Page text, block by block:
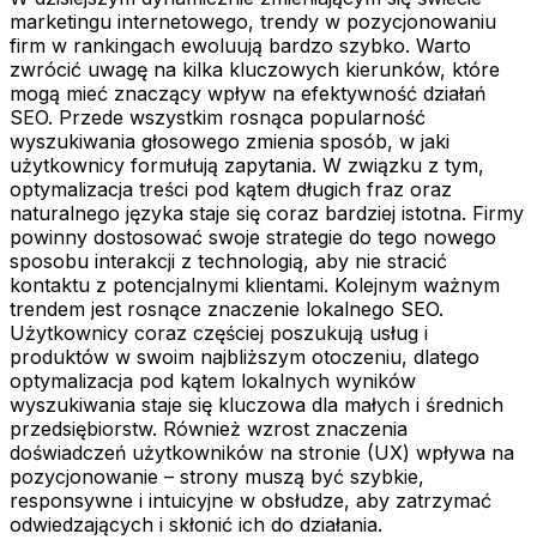
marketingu internetowego, trendy w pozycjonowaniu
firm w rankingach ewoluują bardzo szybko. Warto
zwrócić uwagę na kilka kluczowych kierunków, które
mogą mieć znaczący wpływ na efektywność działań
SEO. Przede wszystkim rosnąca popularność
wyszukiwania głosowego zmienia sposób, w jaki
użytkownicy formułują zapytania. W związku z tym,
optymalizacja treści pod kątem długich fraz oraz
naturalnego języka staje się coraz bardziej istotna. Firmy
powinny dostosować swoje strategie do tego nowego
sposobu interakcji z technologią, aby nie stracić
kontaktu z potencjalnymi klientami. Kolejnym ważnym
trendem jest rosnące znaczenie lokalnego SEO.
Użytkownicy coraz częściej poszukują usług i
produktów w swoim najbliższym otoczeniu, dlatego
optymalizacja pod kątem lokalnych wyników
wyszukiwania staje się kluczowa dla małych i średnich
przedsiębiorstw. Również wzrost znaczenia
doświadczeń użytkowników na stronie (UX) wpływa na
pozycjonowanie – strony muszą być szybkie,
responsywne i intuicyjne w obsłudze, aby zatrzymać
odwiedzających i skłonić ich do działania.